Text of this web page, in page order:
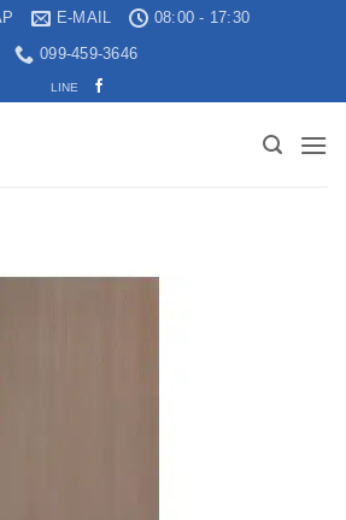
E-MAIL
08:00 - 17:30
099-459-3646
LINE